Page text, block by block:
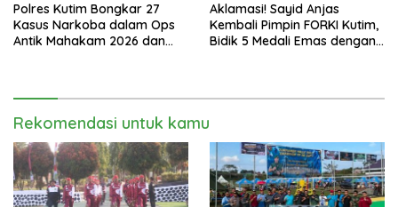
Polres Kutim Bongkar 27
Kasus Narkoba dalam Ops
Antik Mahakam 2026 dan
Aklamasi! Sayid Anjas
Kembali Pimpin FORKI Kutim,
Bidik 5 Medali Emas dengan
Rekomendasi untuk kamu